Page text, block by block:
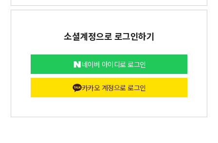
소셜계정으로 로그인하기
네이버 아이디로 로그인
카카오 계정으로 로그인